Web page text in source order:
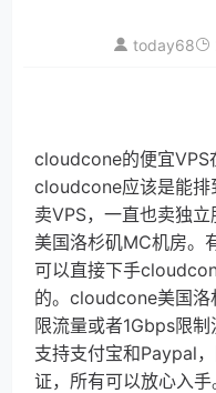
today68
cloudcone的便宜VPS
cloudcone应该是能
卖VPS，一直也卖独
美国洛杉矶MC机房。
可以直接下手
的。cloudcone美国洛
限流量或者1Gbps限
支持支付宝和Paypal
证，所有可以放心入